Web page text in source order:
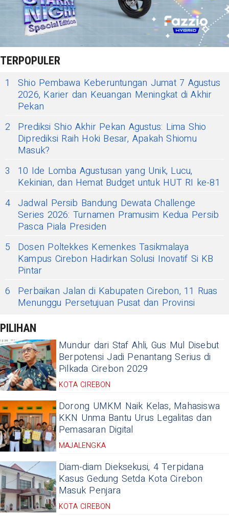
TERPOPULER
1
Shio Pembawa Keberuntungan Jumat 7 Agustus
2026, Karier dan Keuangan Meningkat di Akhir
Pekan
2
Prediksi Shio Akhir Pekan Agustus: Lima Shio
Diprediksi Raih Hoki Besar, Apakah Shiomu
Masuk?
3
10 Ide Lomba Agustusan yang Unik, Lucu,
Kekinian, dan Hemat Budget untuk HUT RI ke-81
4 Jadwal Persib Bandung Dewata Challenge
Series 2026: Turnamen Pramusim Kedua Persib
Pasca Piala Presiden
5
Dosen Poltekkes Kemenkes Tasikmalaya
Kampus Cirebon Hadirkan Solusi Inovatif Si KB
Pintar
6
Perbaikan Jalan di Kabupaten Cirebon, 11 Ruas
Menunggu Persetujuan Pusat dan Provinsi
PILIHAN
Mundur dari Staf Ahli, Gus Mul Disebut
Berpotensi Jadi Penantang Serius di
Pilkada Cirebon 2029
KOTA CIREBON
Dorong UMKM Naik Kelas, Mahasiswa
KKN Unma Bantu Urus Legalitas dan
Pemasaran Digital
MAJALENGKA
Diam-diam Dieksekusi, 4 Terpidana
Kasus Gedung Setda Kota Cirebon
Masuk Penjara
KOTA CIREBON